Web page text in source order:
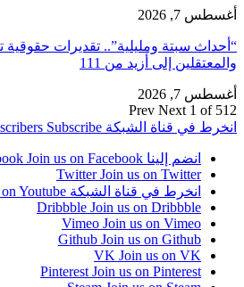
أغسطس 7, 2026
والمعتقلين إلى أزيد من 111
أغسطس 7, 2026
Prev Next 1 of 512
انخرط في قناة الشبكة Subscribe
انضم إلينا Facebook Join us on Facebook
Twitter Join us on Twitter
انخرط في قناة الشبكة Youtube
Dribbble Join us on Dribbble
Vimeo Join us on Vimeo
Github Join us on Github
VK Join us on VK
Pinterest Join us on Pinterest